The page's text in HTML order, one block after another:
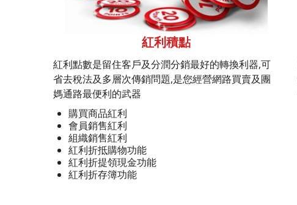
紅利積點
紅利點數是留住客戶及分潤分銷最好的轉換利器,可
省去稅法及多層次傳銷問題,是您經營網路買賣及團
媽通路最便利的武器
購買商品紅利
會員銷售紅利
組織銷售紅利
紅利折抵購物功能
紅利折提領現金功能
紅利折存簿功能